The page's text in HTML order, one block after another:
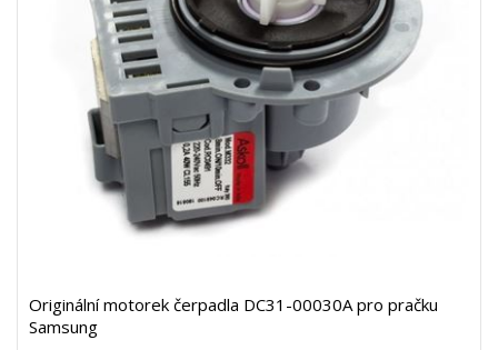
Originální motorek čerpadla DC31-00030A pro pračku
Samsung